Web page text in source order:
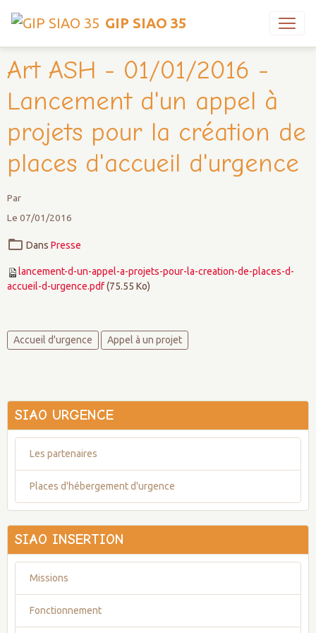
GIP SIAO 35
Art ASH - 01/01/2016 -
Lancement d'un appel à
projets pour la création de
places d'accueil d'urgence
Par
Le 07/01/2016
Dans Presse
lancement-d-un-appel-a-projets-pour-la-creation-de-places-d-
accueil-d-urgence.pdf(75.55 Ko)
Accueil d'urgence Appel à un projet
SIAO URGENCE
Les partenaires
Places d'hébergement d'urgence
SIAO INSERTION
Missions
Fonctionnement